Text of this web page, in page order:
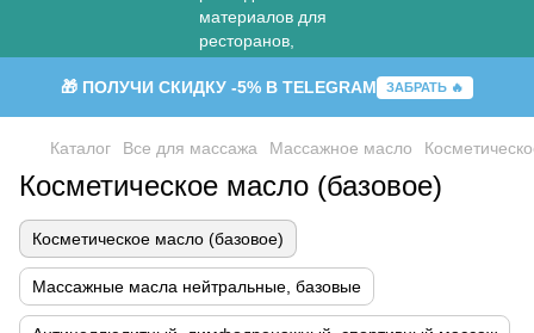
🎁 ПОЛУЧИ СКИДКУ -5% В TELEGRAM ЗАБРАТЬ 🔥
Каталог Все для массажа Массажное масло
Косметическое масло (базовое)
Косметическое масло (базовое)
Массажные масла нейтральные, базовые